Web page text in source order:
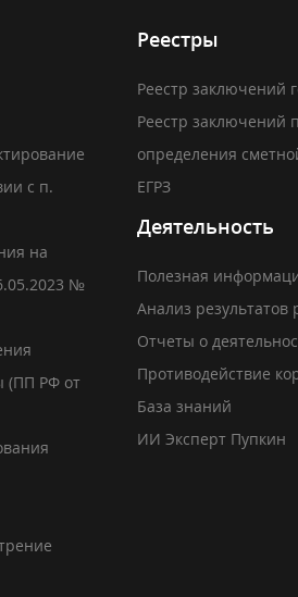
с п.
на
№
(ПП РФ от
Реестры
Реестр заключений
Реестр заключений
определения
ЕГРЗ
Деятельность
Полезная
Анализ результатов
Отчеты о
Противодействие
База знаний
ИИ Эксперт Пупкин